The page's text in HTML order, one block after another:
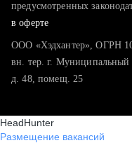
предусмотренных
в оферте
ООО «Хэдхантер», ОГРН
вн. тер. г. Муниципальный
д. 48, помещ. 25
HeadHunter
Размещение вакансий